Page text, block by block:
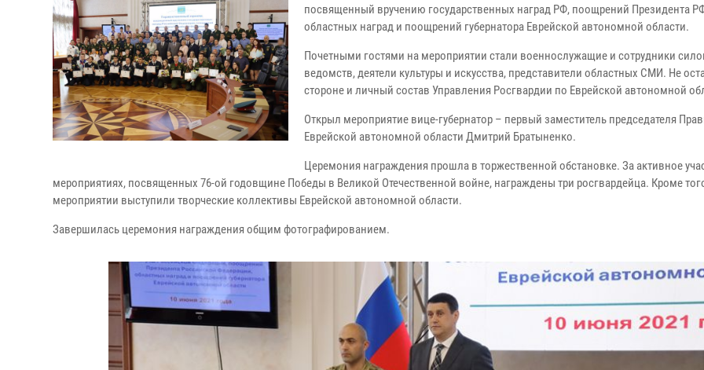
посвященный вручению государственных наград РФ, поощрений Президента
областных наград и поощрений губернатора Еврейской автономной области.
Почетными гостями на мероприятии стали военнослужащие и сотрудники
ведомств, деятели культуры и искусства, представители областных СМИ. Не
стороне и личный состав Управления Росгвардии по Еврейской автономной
Открыл мероприятие вице-губернатор – первый заместитель председателя
Еврейской автономной области Дмитрий Братыненко.
Церемония награждения прошла в торжественной обстановке. За активное
мероприятиях, посвященных 76-ой годовщине Победы в Великой Отечественной войне, награждены три росгвардейца. Кроме
мероприятии выступили творческие коллективы Еврейской автономной области.
Завершилась церемония награждения общим фотографированием.